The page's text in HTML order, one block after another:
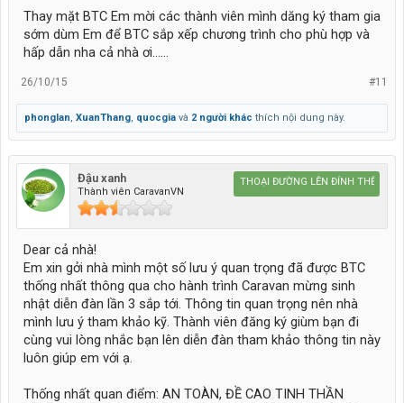
Thay mặt BTC Em mời các thành viên mình dăng ký tham gia
sớm dùm Em để BTC sắp xếp chương trình cho phù hợp và
hấp dẫn nha cả nhà ơi......
#11
26/10/15
phonglan, XuanThang, quocgia và 2 người khác thích nội dung này.
Đậu xanh
Thành viên CaravanVN
Caravan HUYỀN THOẠI ĐƯỜNG LÊN ĐỈNH THẾ GIỚI
Dear cả nhà!
Em xin gởi nhà mình một số lưu ý quan trọng đã được BTC
thống nhất thông qua cho hành trình Caravan mừng sinh
nhật diễn đàn lần 3 sắp tới. Thông tin quan trọng nên nhà
mình lưu ý tham khảo kỹ. Thành viên đăng ký giùm bạn đi
cùng vui lòng nhắc bạn lên diễn đàn tham khảo thông tin này
luôn giúp em với ạ.
Thống nhất quan điểm: AN TOÀN, ĐỀ CAO TINH THẦN